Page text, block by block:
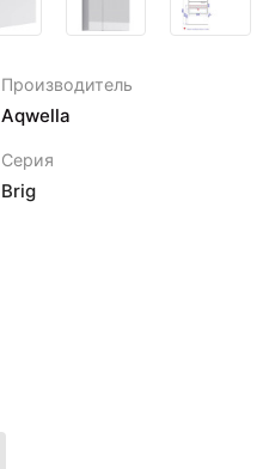
Производитель
Aqwella
Серия
Brig